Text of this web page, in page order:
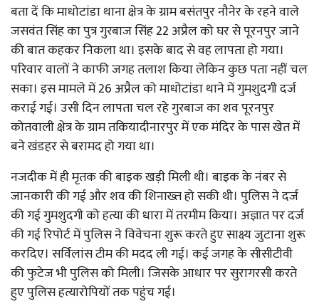
बता दें कि माधोटांडा थाना क्षेत्र के ग्राम बसंतपुर नौनेर के रहने वाले
जसवंत सिंह का पुत्र गुरबाज सिंह 22 अप्रैल को घर से पूरनपुर जाने
की बात कहकर निकला था। इसके बाद से वह लापता हो गया।
परिवार वालों ने काफी जगह तलाश किया लेकिन कुछ पता नहीं चल
सका। इस मामले में 26 अप्रैल को माधोटांडा थाने में गुमशुदगी दर्ज
कराई गई। उसी दिन लापता चल रहे गुरबाज का शव पूरनपुर
कोतवाली क्षेत्र के ग्राम तकियादीनारपुर में एक मंदिर के पास खेत में
बने खंडहर से बरामद हो गया था।
नजदीक में ही मृतक की बाइक खड़ी मिली थी। बाइक के नंबर से
जानकारी की गई और शव की शिनाख्त हो सकी थी। पुलिस ने दर्ज
की गई गुमशुदगी को हत्या की धारा में तरमीम किया। अज्ञात पर दर्ज
की गई रिपोर्ट में पुलिस ने विवेचना शुरू करते हुए साक्ष्य जुटाना शुरू
करदिए। सर्विलांस टीम की मदद ली गई। कई जगह के सीसीटीवी
की फुटेज भी पुलिस को मिली। जिसके आधार पर सुरागरसी करते
हुए पुलिस हत्यारोपियों तक पहुंच गई।